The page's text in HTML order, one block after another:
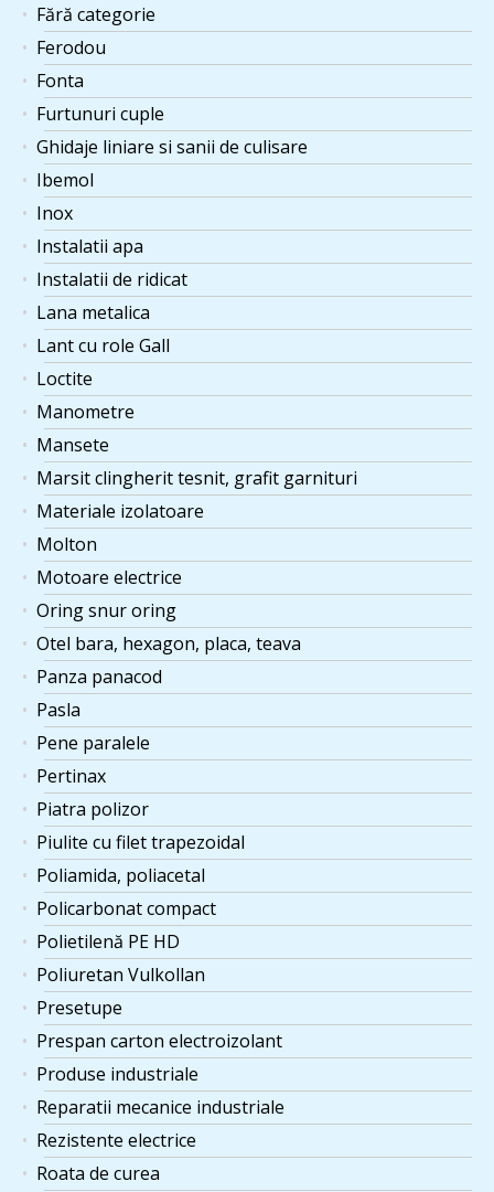
Fără categorie
Ferodou
Fonta
Furtunuri cuple
Ghidaje liniare si sanii de culisare
Ibemol
Inox
Instalatii apa
Instalatii de ridicat
Lana metalica
Lant cu role Gall
Loctite
Manometre
Mansete
Marsit clingherit tesnit, grafit garnituri
Materiale izolatoare
Molton
Motoare electrice
Oring snur oring
Otel bara, hexagon, placa, teava
Panza panacod
Pasla
Pene paralele
Pertinax
Piatra polizor
Piulite cu filet trapezoidal
Poliamida, poliacetal
Policarbonat compact
Polietilenă PE HD
Poliuretan Vulkollan
Presetupe
Prespan carton electroizolant
Produse industriale
Reparatii mecanice industriale
Rezistente electrice
Roata de curea